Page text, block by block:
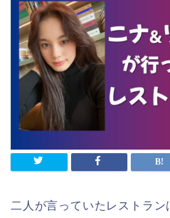
二人が言っていたレストラン